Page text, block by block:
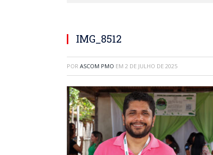
IMG_8512
POR ASCOM PMO EM 2 DE JULHO DE 2025